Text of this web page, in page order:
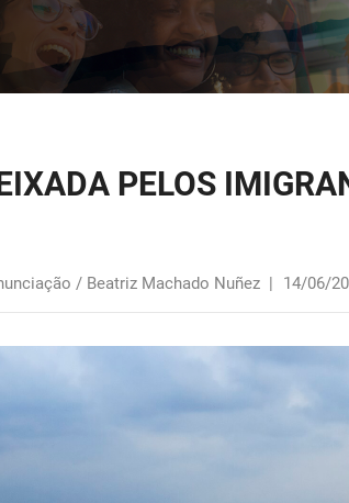
PELOS
/ Beatriz Machado Nuñez | 14/06/